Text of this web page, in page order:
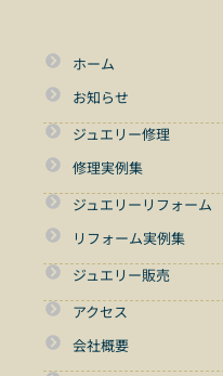
ホーム
お知らせ
ジュエリー修理
修理実例集
ジュエリーリフォーム
リフォーム実例集
ジュエリー販売
アクセス
会社概要